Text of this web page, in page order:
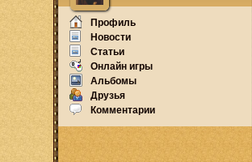
Профиль
Новости
Статьи
Онлайн игры
Альбомы
Друзья
Комментарии